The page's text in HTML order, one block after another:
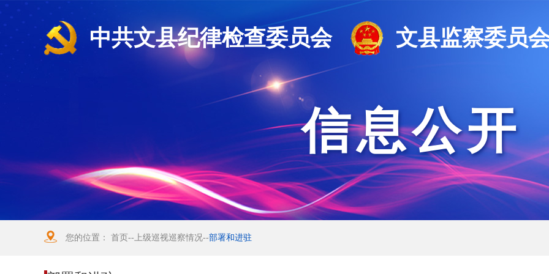
中共文县纪律检查委员会 文县监察委员
信息公开
您的位置： 首页 --上级巡视巡察情况--部署和进驻